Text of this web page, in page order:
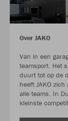
Over JAKO
Van in een
teamsport. Het
duurt tot op de
heeft JAKO
alle teams. In
kleinste